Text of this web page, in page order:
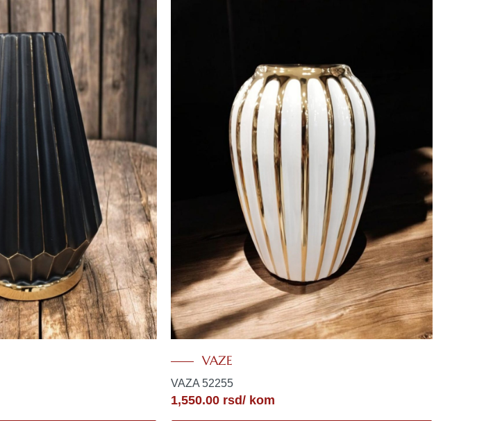
VAZE
VAZA 52255
1,550.00 rsd/ kom